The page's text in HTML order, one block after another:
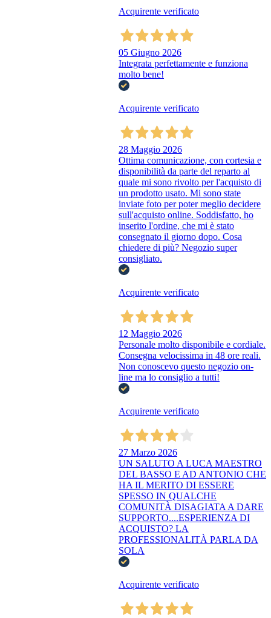
Acquirente verificato
05 Giugno 2026
Integrata perfettamente e funziona
molto bene!
Acquirente verificato
28 Maggio 2026
Ottima comunicazione, con cortesia e
disponibilità da parte del reparto al
quale mi sono rivolto per l'acquisto di
un prodotto usato. Mi sono state
inviate foto per poter meglio decidere
sull'acquisto online. Soddisfatto, ho
inserito l'ordine, che mi è stato
consegnato il giorno dopo. Cosa
chiedere di più? Negozio super
consigliato.
Acquirente verificato
12 Maggio 2026
Personale molto disponibile e cordiale.
Consegna velocissima in 48 ore reali.
Non conoscevo questo negozio on-
line ma lo consiglio a tutti!
Acquirente verificato
27 Marzo 2026
UN SALUTO A LUCA MAESTRO
DEL BASSO E AD ANTONIO CHE
HA IL MERITO DI ESSERE
SPESSO IN QUALCHE
COMUNITÀ DISAGIATA A DARE
SUPPORTO....ESPERIENZA DI
ACQUISTO? LA
PROFESSIONALITÀ PARLA DA
SOLA
Acquirente verificato